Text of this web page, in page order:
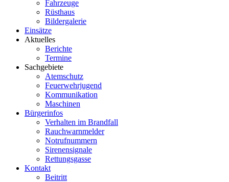
Fahrzeuge
Rüsthaus
Bildergalerie
Einsätze
Aktuelles
Berichte
Termine
Sachgebiete
Atemschutz
Feuerwehrjugend
Kommunikation
Maschinen
Bürgerinfos
Verhalten im Brandfall
Rauchwarnmelder
Notrufnummern
Sirenensignale
Rettungsgasse
Kontakt
Beitritt